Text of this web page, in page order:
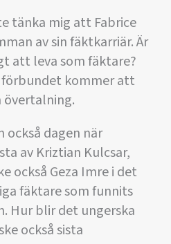
tänka mig att Fabrice
av sin fäktkarriär. Är
att leva som fäktare?
kommer att
dagen när
av Kriztian Kulcsar,
också Geza Imre i det
fäktare som funnits
Hur blir det ungerska
också sista